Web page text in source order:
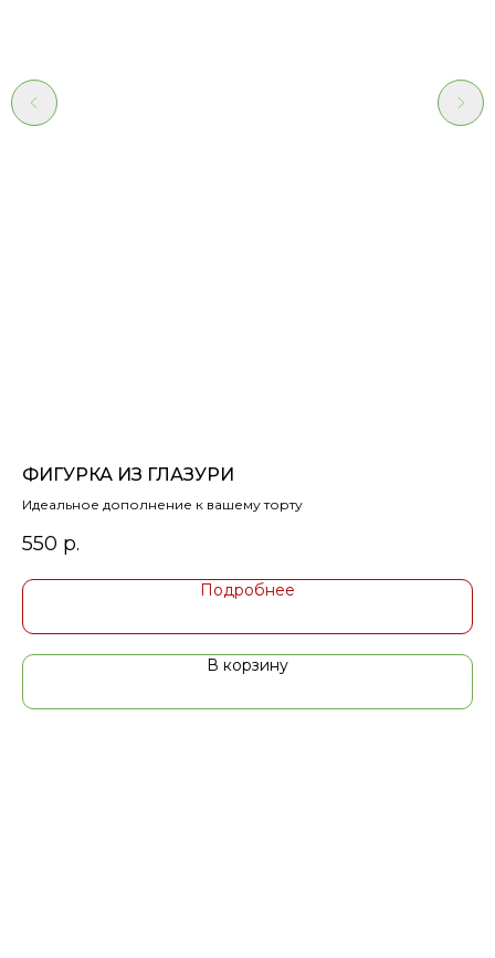
ФИГУРКА ИЗ ГЛАЗУРИ
Идеальное дополнение к вашему торту
550 р.
Подробнее
В корзину